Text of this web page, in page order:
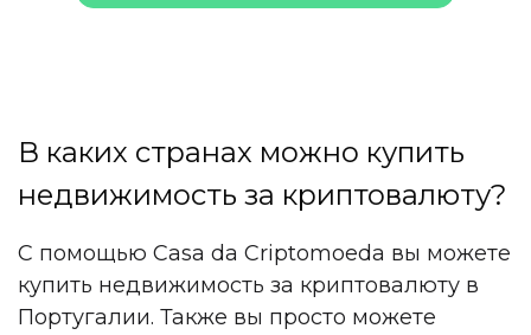
В каких странах можно купить
недвижимость за криптовалюту?
С помощью Casa da Criptomoeda вы можете
купить недвижимость за криптовалюту в
Португалии. Также вы просто можете